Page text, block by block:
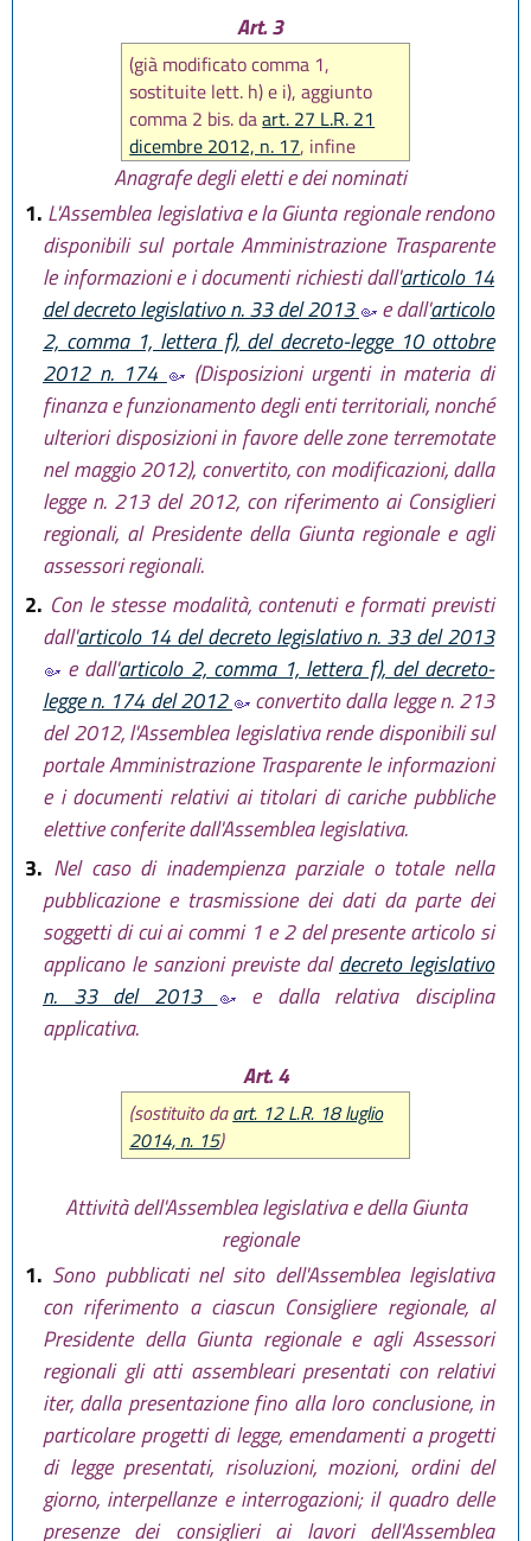
Art. 3
(già modificato comma 1,
sostituite lett. h) e i), aggiunto
comma 2 bis. daart. 27 L.R. 21
dicembre 2012, n. 17, infine
sostituito intero articolo daart.
12 L.R. 18 luglio 2014, n. 15
Anagrafe degli eletti e dei nominati
1. L'Assemblea legislativa e la Giunta regionale rendono
disponibili sul portale Amministrazione Trasparente
le informazioni e i documenti richiesti dall'articolo 14
del decreto legislativo n. 33 del 2013
e dall'articolo
2, comma 1, lettera f), del decreto-legge 10 ottobre
2012 n. 174
(Disposizioni urgenti in materia di
finanza e funzionamento degli enti territoriali, nonché
ulteriori disposizioni in favore delle zone terremotate
nel maggio 2012), convertito, con modificazioni, dalla
legge n. 213 del 2012, con riferimento ai Consiglieri
regionali, al Presidente della Giunta regionale e agli
assessori regionali.
2. Con le stesse modalità, contenuti e formati previsti
dall'articolo 14 del decreto legislativo n. 33 del 2013
e dall'articolo 2, comma 1, lettera f), del decreto-
legge n. 174 del 2012
convertito dalla legge n. 213
del 2012, l'Assemblea legislativa rende disponibili sul
portale Amministrazione Trasparente le informazioni
e i documenti relativi ai titolari di cariche pubbliche
elettive conferite dall'Assemblea legislativa.
3. Nel caso di inadempienza parziale o totale nella
pubblicazione e trasmissione dei dati da parte dei
soggetti di cui ai commi 1 e 2 del presente articolo si
applicano le sanzioni previste daldecreto legislativo
n. 33 del 2013
e dalla relativa disciplina
applicativa.
Art. 4
(sostituito daart. 12 L.R. 18 luglio
2014, n. 15)
Attività dell'Assemblea legislativa e della Giunta
regionale
1. Sono pubblicati nel sito dell'Assemblea legislativa
con riferimento a ciascun Consigliere regionale, al
Presidente della Giunta regionale e agli Assessori
regionali gli atti assembleari presentati con relativi
iter, dalla presentazione fino alla loro conclusione, in
particolare progetti di legge, emendamenti a progetti
di legge presentati, risoluzioni, mozioni, ordini del
giorno, interpellanze e interrogazioni; il quadro delle
presenze dei consiglieri ai lavori dell'Assemblea